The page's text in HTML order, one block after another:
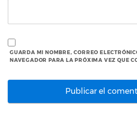
GUARDA MI NOMBRE, CORREO
NAVEGADOR PARA LA PRÓXIMA VEZ QUE